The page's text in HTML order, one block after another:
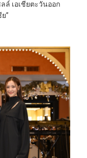
ล์ เอเชียตะวันออก
”